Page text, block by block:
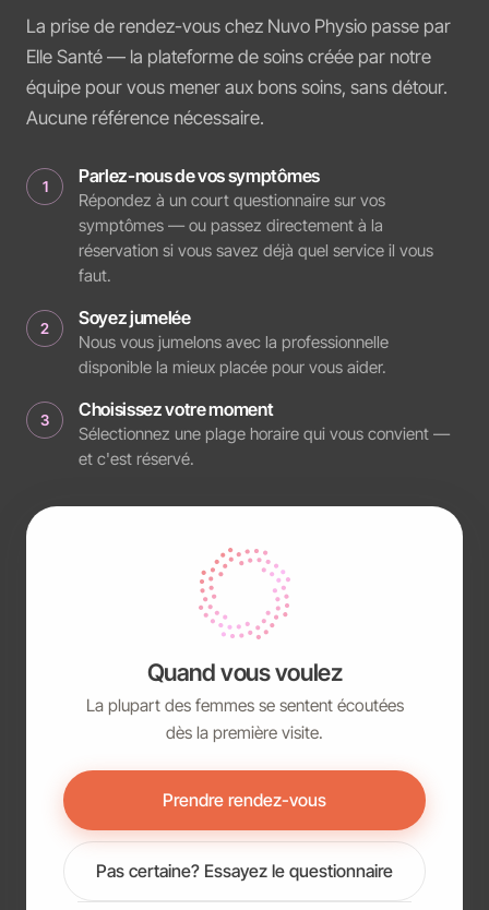
La prise de rendez-vous chez Nuvo Physio passe par
Elle Santé — la plateforme de soins créée par notre
équipe pour vous mener aux bons soins, sans détour.
Aucune référence nécessaire.
1 Parlez-nous de vos symptômes
Répondez à un court questionnaire sur vos
symptômes — ou passez directement à la
réservation si vous savez déjà quel service il vous
faut.
2 Soyez jumelée
Nous vous jumelons avec la professionnelle
disponible la mieux placée pour vous aider.
3 Choisissez votre moment
Sélectionnez une plage horaire qui vous convient —
et c'est réservé.
Quand vous voulez
La plupart des femmes se sentent écoutées
dès la première visite.
Prendre rendez-vous
Pas certaine? Essayez le questionnaire